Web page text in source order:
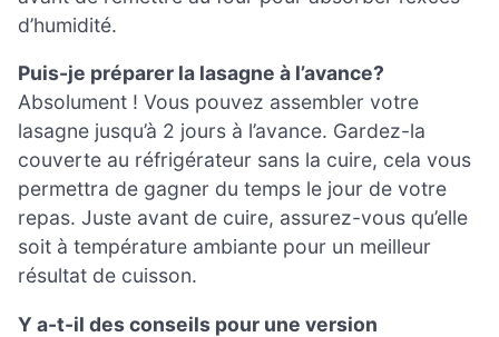
d’humidité.
Puis-je préparer la lasagne à l’avance?
Absolument ! Vous pouvez assembler votre
lasagne jusqu’à 2 jours à l’avance. Gardez-la
couverte au réfrigérateur sans la cuire, cela vous
permettra de gagner du temps le jour de votre
repas. Juste avant de cuire, assurez-vous qu’elle
soit à température ambiante pour un meilleur
résultat de cuisson.
Y a-t-il des conseils pour une version